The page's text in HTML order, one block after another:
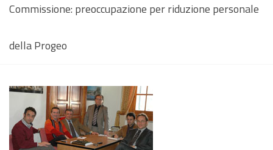
Commissione: preoccupazione per riduzione personale
della Progeo